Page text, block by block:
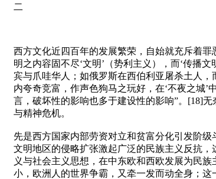
二
西方文化近四百年的发展繁荣，自始就充斥着罪
明之内容固不尽‘文明’（势利主义），而‘传播
宾与爪哇华人；如俄罗斯在西伯利亚屠杀土人
内夸奇竞富，作声色狗马之玩好，在‘不夜之城’
言，破坏性的影响也多于建设性的影响”。[18]
与精神危机。
先是西方国家内部劳资对立和贫富分化引发阶
文明地区的侵略扩张激起广泛的民族主义反抗
义与社会主义思想，在中东欧和西欧发展为民族
小，欧洲人的世界争霸，又牵一发而动全身；